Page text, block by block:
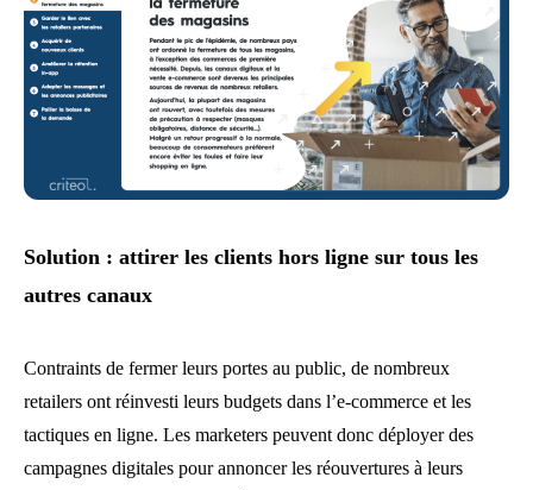
Solution : attirer les clients hors ligne sur tous les
autres canaux
Contraints de fermer leurs portes au public, de nombreux
retailers ont réinvesti leurs budgets dans l’e-commerce et les
tactiques en ligne. Les marketers peuvent donc déployer des
campagnes digitales pour annoncer les réouvertures à leurs